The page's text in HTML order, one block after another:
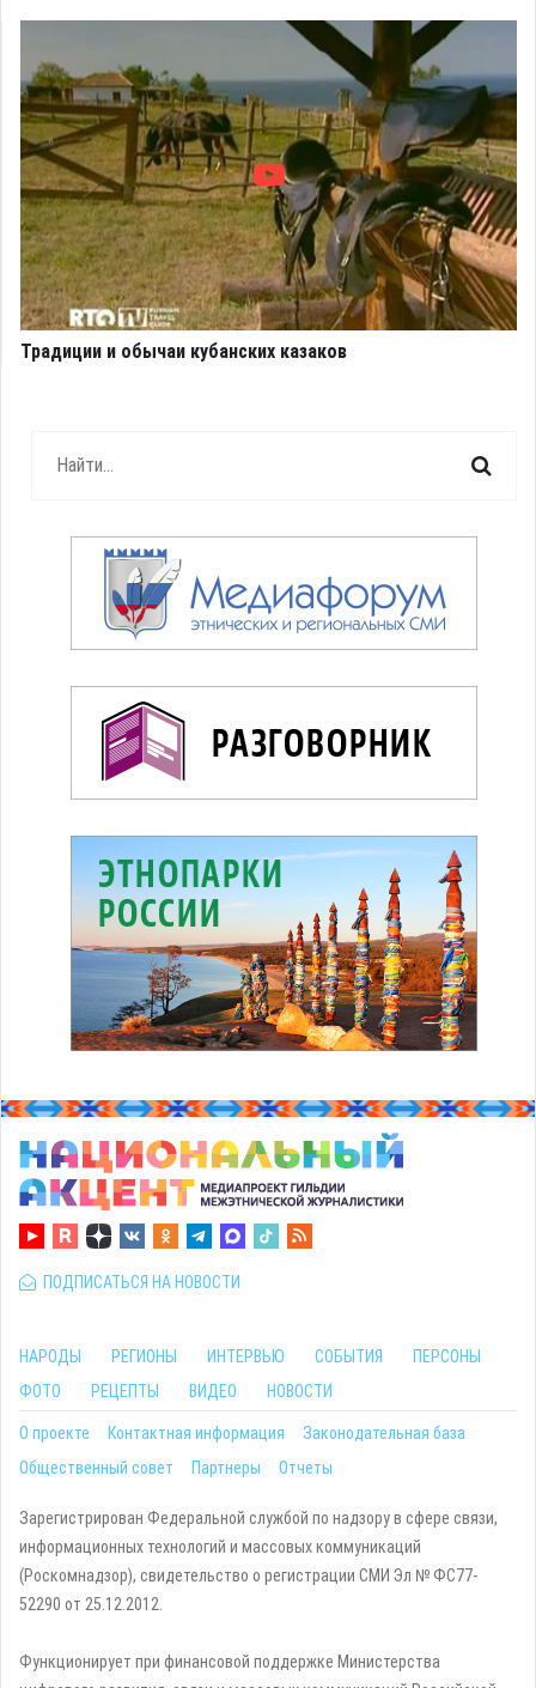
Традиции и обычаи кубанских казаков
ПОДПИСАТЬСЯ НА НОВОСТИ
НАРОДЫ РЕГИОНЫ ИНТЕРВЬЮ СОБЫТИЯ
ПЕРСОНЫ
ФОТО
РЕЦЕПТЫ ВИДЕО НОВОСТИ
О проекте Контактная информация
Законодательная база
Общественный совет
Партнеры Отчеты
Зарегистрирован Федеральной службой по надзору в сфере связи,
информационных технологий и массовых коммуникаций
(Роскомнадзор), свидетельство о регистрации СМИ Эл № ФС77-
52290 от 25.12.2012.
Функционирует при финансовой поддержке Министерства